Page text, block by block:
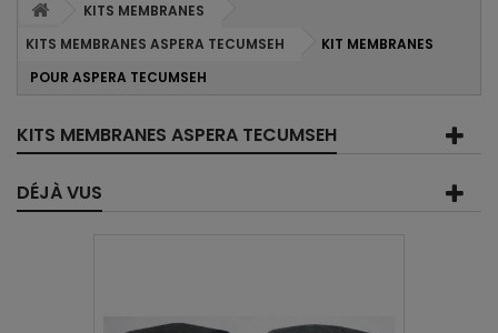
KITS MEMBRANES
KITS MEMBRANES ASPERA TECUMSEH
KIT MEMBRANES
POUR ASPERA TECUMSEH
KITS MEMBRANES ASPERA TECUMSEH
DÉJÀ VUS